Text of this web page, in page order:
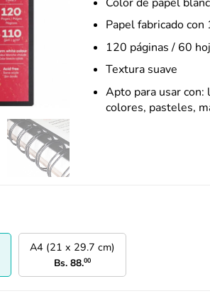
Papel fabricado
120 páginas / 60
Textura suave
Apto para usar con:
colores, pasteles,
A4 (21 x 29.7 cm)
Bs. 88.00